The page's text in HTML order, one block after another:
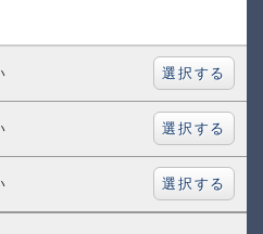
選択する
選択する
選択する